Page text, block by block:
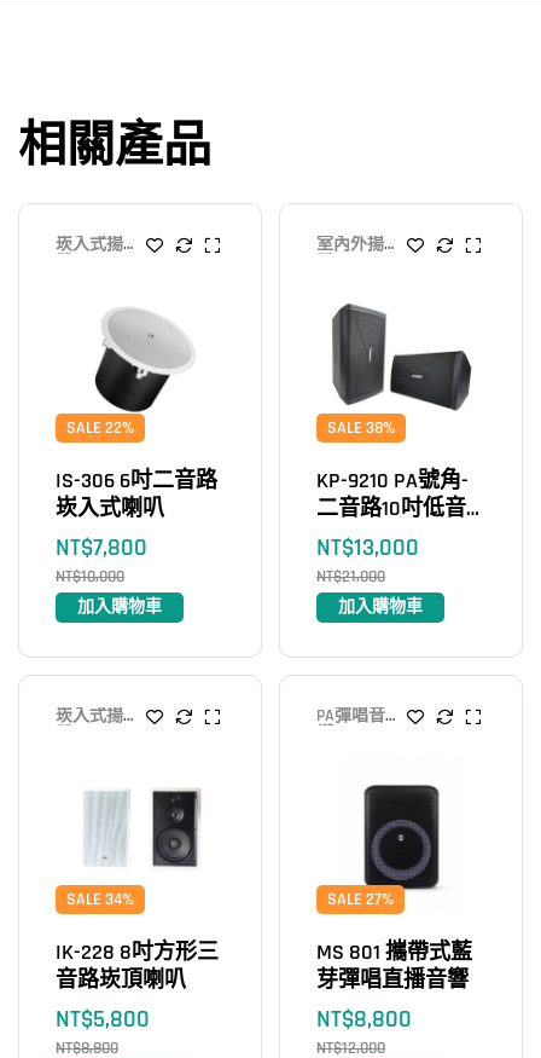
相關產品
崁入式揚聲
SALE 22%
IS-306 6吋二音路
崁入式喇叭
NT$10,000
NT$7,800
加入購物車
室內外揚聲
SALE 38%
KP-9210 PA號角-
二音路10吋低音
單體
NT$21,000
NT$13,000
加入購物車
崁入式揚聲
SALE 34%
IK-228 8吋方形三
音路崁頂喇叭
NT$8,800
NT$5,800
PA彈唱音
SALE 27%
MS 801 攜帶式藍
芽彈唱直播音響
NT$12,000
NT$8,800